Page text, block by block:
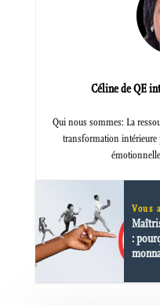
Céline de QE
Qui nous sommes: La
transformation intérieure
Vous
: